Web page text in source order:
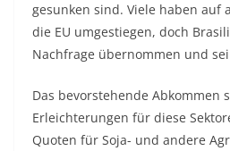
gesunken sind. Viele haben auf
die EU umgestiegen, doch
Nachfrage übernommen und
Das bevorstehende Abkommen
Erleichterungen für diese
Quoten für Soja- und andere